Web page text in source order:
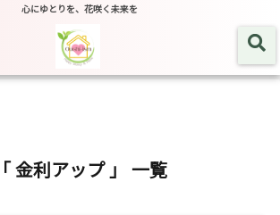
心にゆとりを、花咲く未来を
「 金利アップ 」 一覧